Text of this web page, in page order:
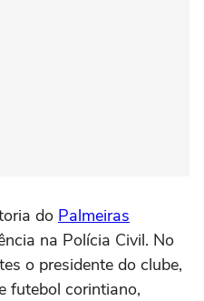
do Palmeiras
na Polícia Civil. No
o presidente do clube,
futebol corintiano,